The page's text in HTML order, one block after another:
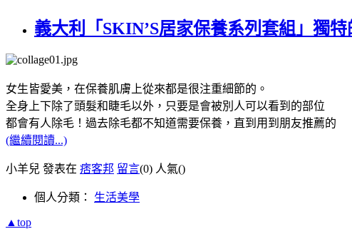
義大利「SKIN’S居家保養系列套組」獨
女生皆愛美，在保養肌膚上從來都是很注重細節的。
全身上下除了頭髮和睫毛以外，只要是會被別人可以看到的部位
都會有人除毛！過去除毛都不知道需要保養，直到用到朋友推薦的
(繼續閱讀...)
小羊兒 發表在 痞客邦 留言(0) 人氣()
個人分類： 生活美學
▲top